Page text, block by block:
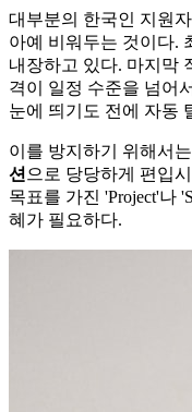
대부분의 한국인 지원
아예 비워두는 것이다.
내장하고 있다. 마지막
격이 일정 수준을 넘어
눈에 띄기도 전에 자동
이를 방지하기 위해서
션​ 으로 당당하게 편입
목표를 가진 'Project'나
혜가 필요하다.